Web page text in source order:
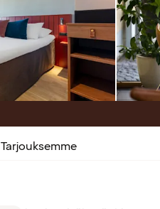
Tarjouksemme